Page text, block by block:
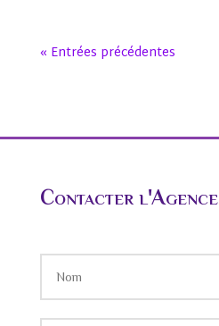
« Entrées précédentes
Contacter l'Agence